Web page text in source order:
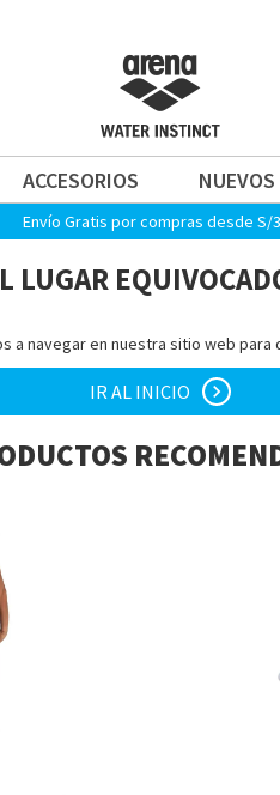
ACCESORIOS
Envío Gratis por compras desde S/
LUGAR
a navegar en nuestra sitio web
IR AL INICIO chevron_right